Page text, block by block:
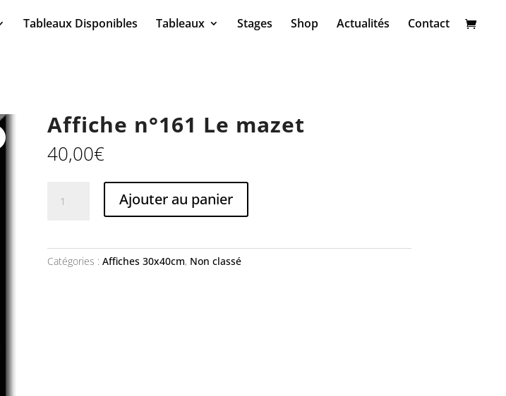
Tableaux Disponibles Tableaux Stages Shop Actualités Contact
Affiche n°161 Le mazet
40,00€
Le
Ajouter au panier
Catégories : Affiches 30x40cm, Non classé